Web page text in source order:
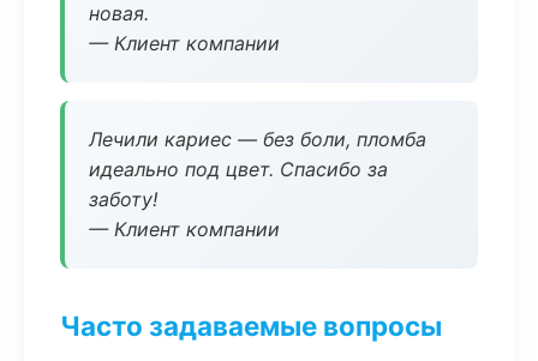
новая.
— Клиент компании
Лечили кариес — без боли, пломба
идеально под цвет. Спасибо за
заботу!
— Клиент компании
Часто задаваемые вопросы